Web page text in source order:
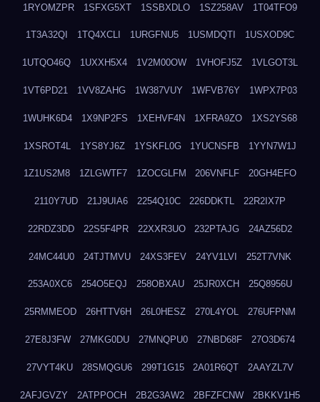
1RYOMZPR 1SFXG5XT 1SSBXDLO 1SZ258AV 1T04TFO9
1T3A32QI 1TQ4XCLI 1URGFNU5 1USMDQTI 1USXOD9C
1UTQO46Q 1UXXH5X4 1V2M00OW 1VHOFJ5Z 1VLGOT3L
1VT6PD21 1VV8ZAHG 1W387VUY 1WFVB76Y 1WPX7P03
1WUHK6D4 1X9NP2FS 1XEHVF4N 1XFRA9ZO 1XS2YS68
1XSROT4L 1YS8YJ6Z 1YSKFL0G 1YUCNSFB 1YYN7W1J
1Z1US2M8 1ZLGWTF7 1ZOCGLFM 206VNFLF 20GH4EFO
2110Y7UD 21J9UIA6 2254Q10C 226DDKTL 22R2IX7P
22RDZ3DD 22S5F4PR 22XXR3UO 232PTAJG 24AZ56D2
24MC44U0 24TJTMVU 24XS3FEV 24YV1LVI 252T7VNK
253A0XC6 254O5EQJ 258OBXAU 25JR0XCH 25Q8956U
25RMMEOD 26HTTV6H 26L0HESZ 270L4YOL 276UFPNM
27E8J3FW 27MKG0DU 27MNQPU0 27NBD68F 27O3D674
27VYT4KU 28SMQGU6 299T1G15 2A01R6QT 2AAYZL7V
2AFJGVZY 2ATPPOCH 2B2G3AW2 2BFZFCNW 2BKKV1H5